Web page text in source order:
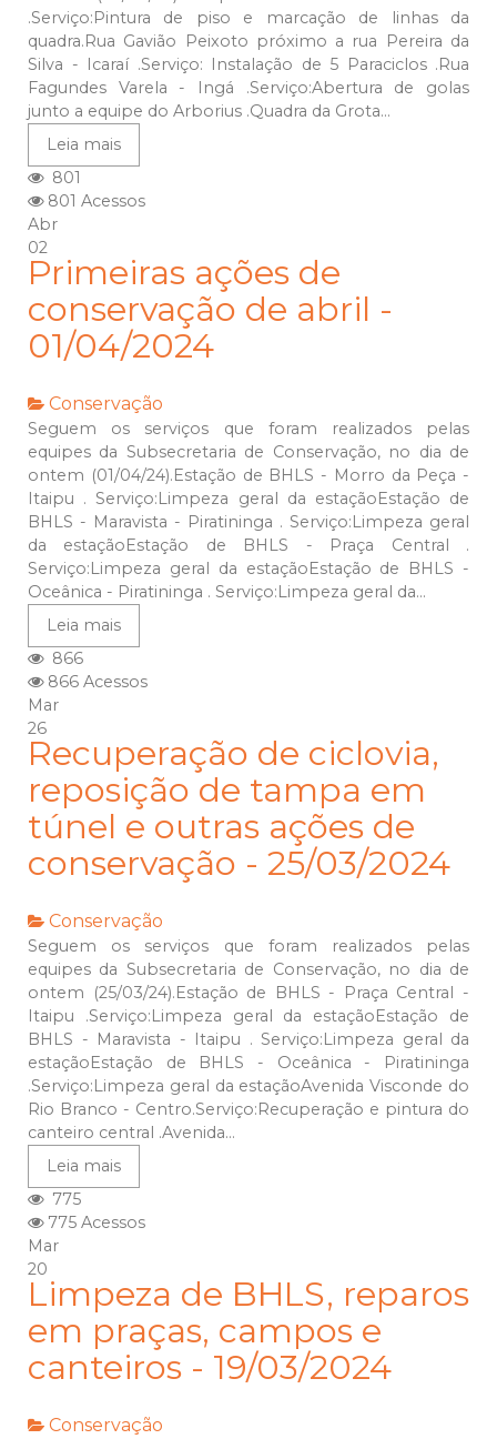
.Serviço:Pintura de piso e marcação de linhas da
quadra.Rua Gavião Peixoto próximo a rua Pereira da
Silva - Icaraí .Serviço: Instalação de 5 Paraciclos .Rua
Fagundes Varela - Ingá .Serviço:Abertura de golas
junto a equipe do Arborius .Quadra da Grota...
Leia mais
801
801 Acessos
Abr
02
Primeiras ações de
conservação de abril -
01/04/2024
Conservação
Seguem os serviços que foram realizados pelas
equipes da Subsecretaria de Conservação, no dia de
ontem (01/04/24).Estação de BHLS - Morro da Peça -
Itaipu . Serviço:Limpeza geral da estaçãoEstação de
BHLS - Maravista - Piratininga . Serviço:Limpeza geral
da estaçãoEstação de BHLS - Praça Central .
Serviço:Limpeza geral da estaçãoEstação de BHLS -
Oceânica - Piratininga . Serviço:Limpeza geral da...
Leia mais
866
866 Acessos
Mar
26
Recuperação de ciclovia,
reposição de tampa em
túnel e outras ações de
conservação - 25/03/2024
Conservação
Seguem os serviços que foram realizados pelas
equipes da Subsecretaria de Conservação, no dia de
ontem (25/03/24).Estação de BHLS - Praça Central -
Itaipu .Serviço:Limpeza geral da estaçãoEstação de
BHLS - Maravista - Itaipu . Serviço:Limpeza geral da
estaçãoEstação de BHLS - Oceânica - Piratininga
.Serviço:Limpeza geral da estaçãoAvenida Visconde do
Rio Branco - Centro.Serviço:Recuperação e pintura do
canteiro central .Avenida...
Leia mais
775
775 Acessos
Mar
20
Limpeza de BHLS, reparos
em praças, campos e
canteiros - 19/03/2024
Conservação